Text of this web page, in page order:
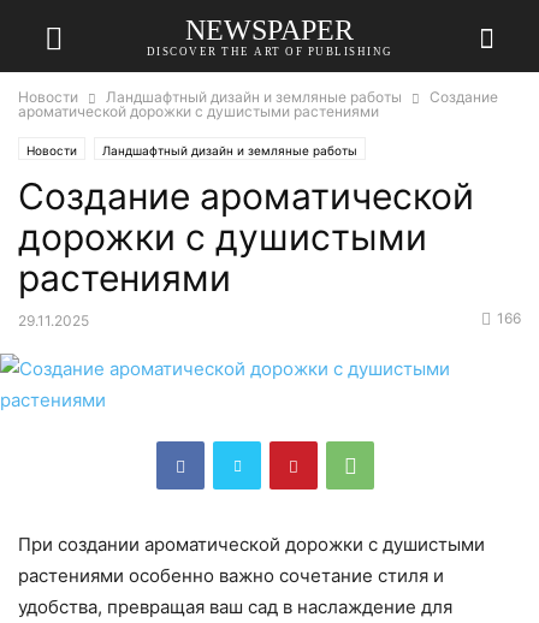
NEWSPAPER
DISCOVER THE ART OF PUBLISHING
Новости Ландшафтный дизайн и земляные работы
Создание
ароматической дорожки с душистыми растениями
Новости Ландшафтный дизайн и земляные работы
Создание ароматической
дорожки с душистыми
растениями
29.11.2025 166
При создании ароматической дорожки с душистыми
растениями особенно важно сочетание стиля и
удобства, превращая ваш сад в наслаждение для